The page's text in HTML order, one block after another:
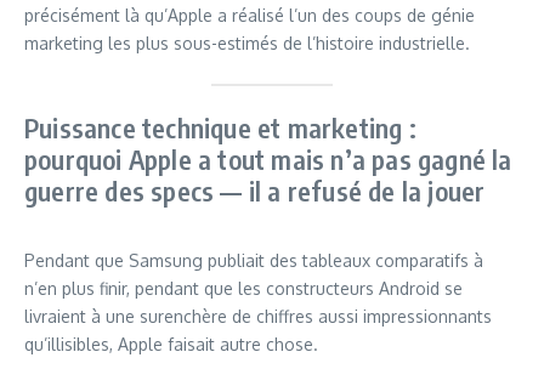
précisément là qu’Apple a réalisé l’un des coups de génie
marketing les plus sous-estimés de l’histoire industrielle.
Puissance technique et marketing :
pourquoi Apple a tout mais n’a pas gagné la
guerre des specs — il a refusé de la jouer
Pendant que Samsung publiait des tableaux comparatifs à
n’en plus finir, pendant que les constructeurs Android se
livraient à une surenchère de chiffres aussi impressionnants
qu’illisibles, Apple faisait autre chose.